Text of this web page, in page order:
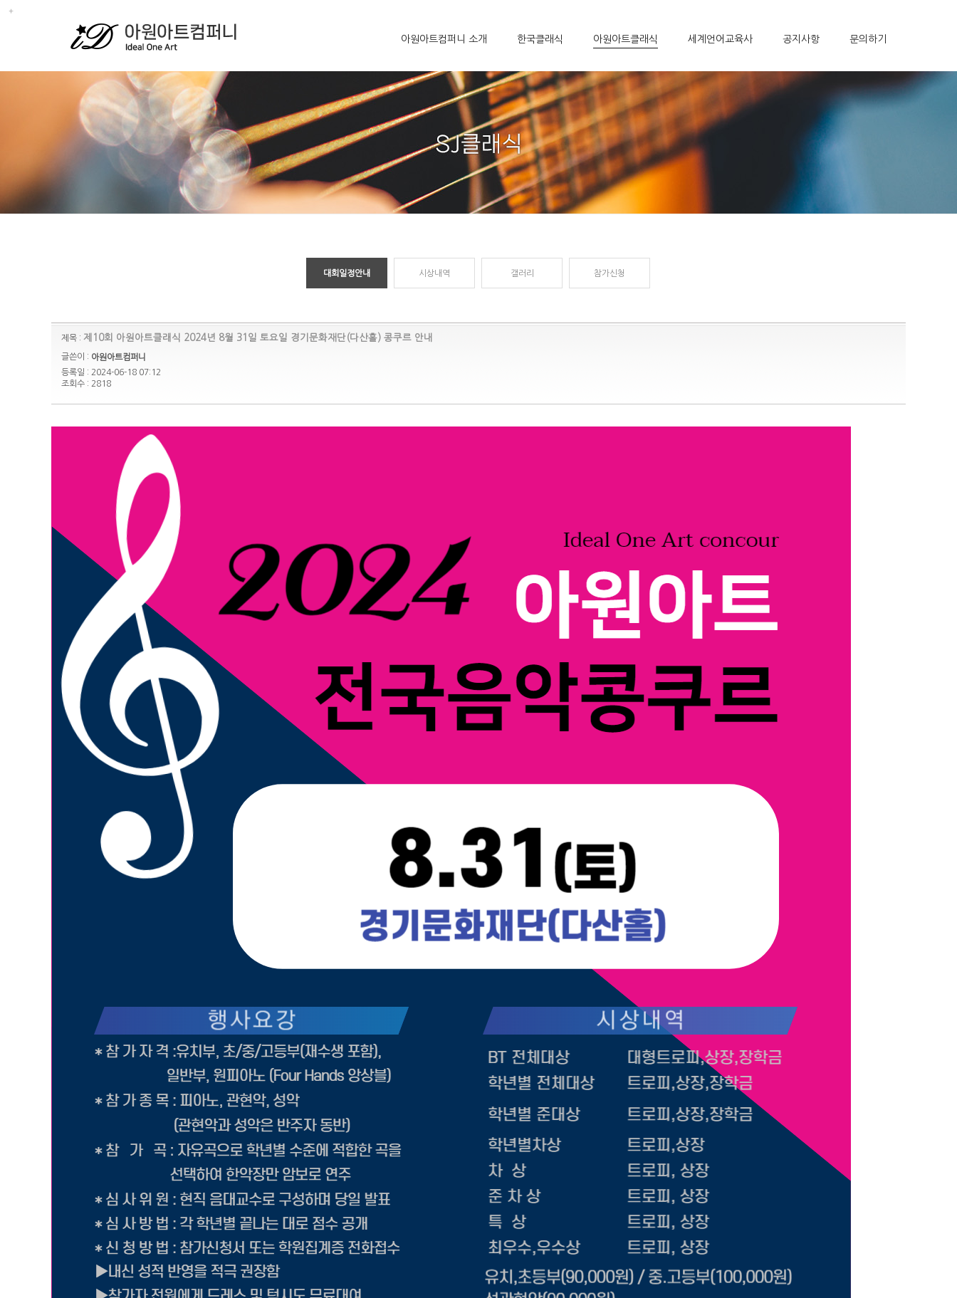
아원아트컴퍼니 소개 한국클래식 아원아트클래식 세계언어교육사 공지사항 문의하기
대회일정안내 시상내역 갤러리 참가신청
제목 : 제10회 아원아트클래식 2024년 8월 31일 토요일 경기문화재단(다산홀) 콩쿠르 안내
글쓴이 : 아원아트컴퍼니
등록일 : 2024-06-18 07:12
조회수 : 2818